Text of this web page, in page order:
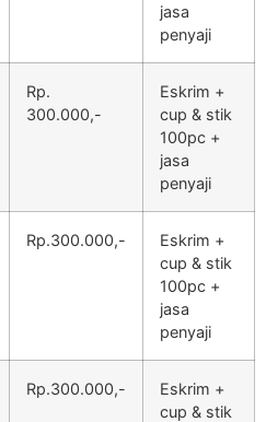
jasa
penyaji
Rp.
300.000,-
Eskrim +
cup & stik
100pc +
jasa
penyaji
Rp.300.000,-
Eskrim +
cup & stik
100pc +
jasa
penyaji
Rp.300.000,-
Eskrim +
cup & stik